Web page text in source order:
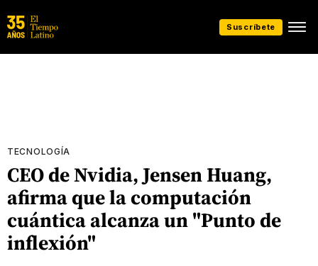
Suscríbete
TECNOLOGÍA
CEO de Nvidia, Jensen Huang,
afirma que la computación
cuántica alcanza un "Punto de
inflexión"